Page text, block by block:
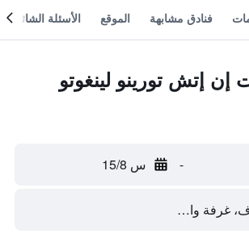
فنادق مشابهة الموقع الأسئلة الشائعة
إتش تورينو لينغوتو
- س 15/8